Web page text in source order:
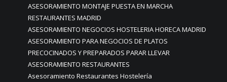
ASESORAMIENTO MONTAJE PUESTA EN MARCHA
RESTAURANTES MADRID
ASESORAMIENTO NEGOCIOS HOSTELERIA HORECA MADRID
ASESORAMIENTO PARA NEGOCIOS DE PLATOS
PRECOCINADOS Y PREPARADOS PARAR LLEVAR
ASESORAMIENTO RESTAURANTES
Asesoramiento Restaurantes Hostelería